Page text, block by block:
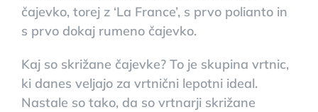
čajevko, torej z ‘La France’, s prvo polianto in
s prvo dokaj rumeno čajevko.
Kaj so skrižane čajevke? To je skupina vrtnic,
ki danes veljajo za vrtnični lepotni ideal.
Nastale so tako, da so vrtnarji skrižane